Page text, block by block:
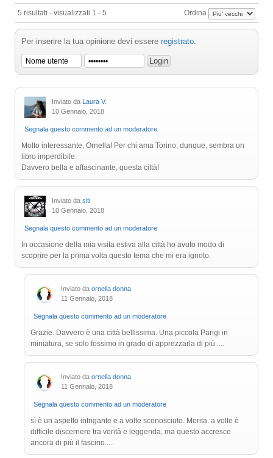
5 risultati - visualizzati 1 - 5 Ordina
Per inserire la tua opinione devi essere registrato.
Inviato da
Laura V.
10 Gennaio, 2018
Segnala questo commento ad un moderatore
Molto interessante, Ornella! Per chi ama Torino, dunque, sembra un
libro imperdibile.
Davvero bella e affascinante, questa città!
Inviato da siti
10 Gennaio, 2018
Segnala questo commento ad un moderatore
In occasione della mia visita estiva alla città ho avuto modo di
scoprire per la prima volta questo tema che mi era ignoto.
Inviato da ornella donna
11 Gennaio, 2018
Segnala questo commento ad un moderatore
Grazie. Davvero è una città bellissima. Una piccola Parigi in
miniatura, se solo fossimo in grado di apprezzarla di più.....
Inviato da ornella donna
11 Gennaio, 2018
Segnala questo commento ad un moderatore
sì è un aspetto intrigante e a volte sconosciuto. Merita. a volte è
difficile discernere tra verità e leggenda, ma questo accresce
ancora di più il fascino.....